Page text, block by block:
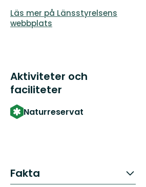
Läs mer på Länsstyrelsens
webbplats
Aktiviteter och
faciliteter
Naturreservat
Fakta